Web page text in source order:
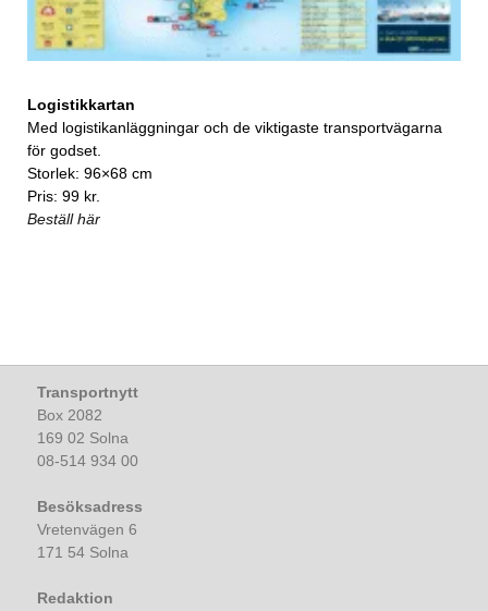
Logistikkartan
Med logistikanläggningar och de viktigaste transportvägarna
för godset.
Storlek: 96×68 cm
Pris: 99 kr.
Beställ här
Transportnytt
Box 2082
169 02 Solna
08-514 934 00
Besöksadress
Vretenvägen 6
171 54 Solna
Redaktion